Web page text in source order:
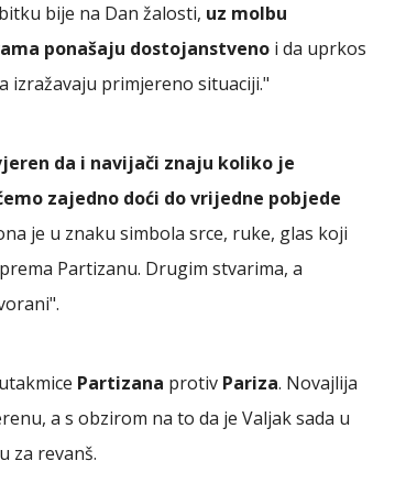
bije na Dan žalosti, uz molbu
ponašaju dostojanstveno i da uprkos
izražavaju primjereno situaciji."
da i navijači znaju koliko je
zajedno doći do vrijedne pobjede
je u znaku simbola srce, ruke, glas koji
Partizanu. Drugim stvarima, a
Partizana protiv Pariza. Novajlija
a s obzirom na to da je Valjak sada u
za revanš.